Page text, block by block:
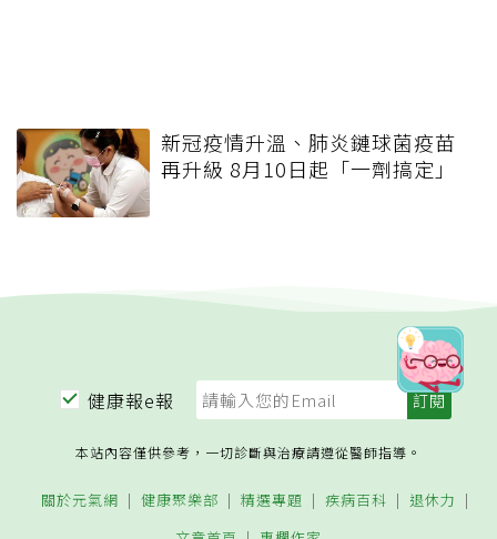
新冠疫情升溫、肺炎鏈球菌疫苗
再升級 8月10日起「一劑搞定」
健康報e報
本站內容僅供參考，一切診斷與治療請遵從醫師指導。
關於元氣網 健康聚樂部 精選專題 疾病百科
退休力